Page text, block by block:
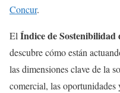
Concur.
ElÍndice de Sostenibilidad
descubre cómo están
las dimensiones clave de la
comercial, las oportunidades